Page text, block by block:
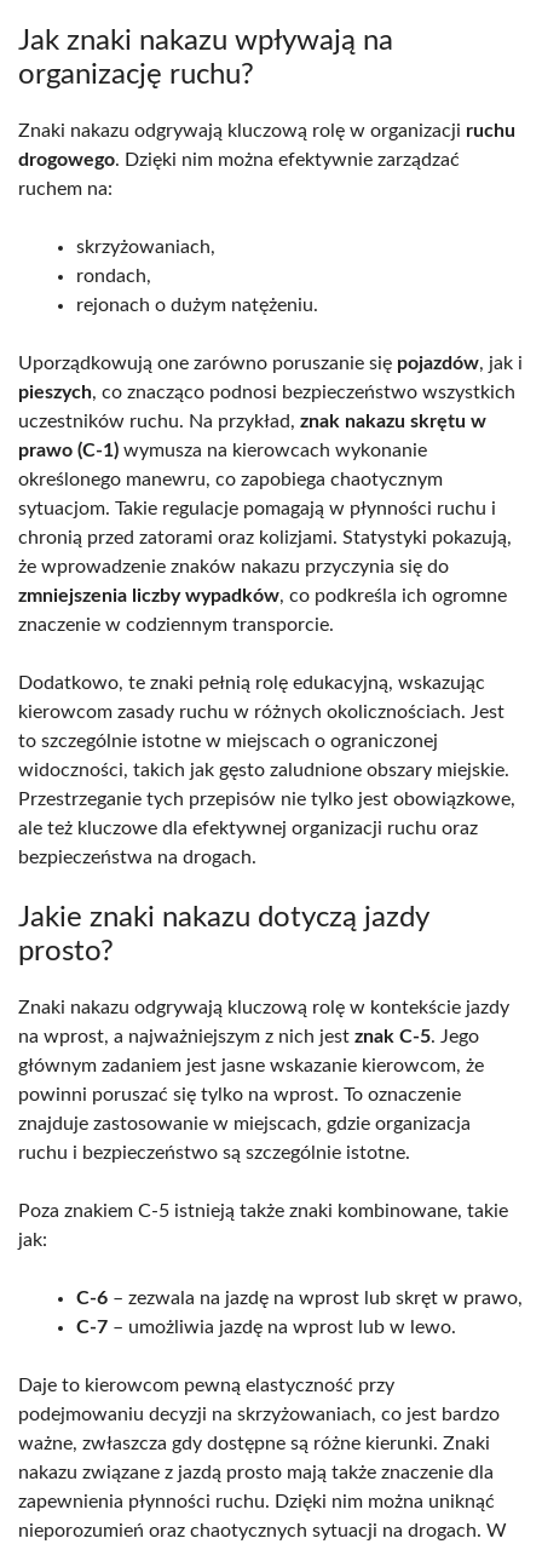
Jak znaki nakazu wpływają na
organizację ruchu?
Znaki nakazu odgrywają kluczową rolę w organizacji ruchu
drogowego. Dzięki nim można efektywnie zarządzać
ruchem na:
skrzyżowaniach,
rondach,
rejonach o dużym natężeniu.
Uporządkowują one zarówno poruszanie się pojazdów, jak i
pieszych, co znacząco podnosi bezpieczeństwo wszystkich
uczestników ruchu. Na przykład, znak nakazu skrętu w
prawo (C-1) wymusza na kierowcach wykonanie
określonego manewru, co zapobiega chaotycznym
sytuacjom. Takie regulacje pomagają w płynności ruchu i
chronią przed zatorami oraz kolizjami. Statystyki pokazują,
że wprowadzenie znaków nakazu przyczynia się do
zmniejszenia liczby wypadków, co podkreśla ich ogromne
znaczenie w codziennym transporcie.
Dodatkowo, te znaki pełnią rolę edukacyjną, wskazując
kierowcom zasady ruchu w różnych okolicznościach. Jest
to szczególnie istotne w miejscach o ograniczonej
widoczności, takich jak gęsto zaludnione obszary miejskie.
Przestrzeganie tych przepisów nie tylko jest obowiązkowe,
ale też kluczowe dla efektywnej organizacji ruchu oraz
bezpieczeństwa na drogach.
Jakie znaki nakazu dotyczą jazdy
prosto?
Znaki nakazu odgrywają kluczową rolę w kontekście jazdy
na wprost, a najważniejszym z nich jest znak C-5. Jego
głównym zadaniem jest jasne wskazanie kierowcom, że
powinni poruszać się tylko na wprost. To oznaczenie
znajduje zastosowanie w miejscach, gdzie organizacja
ruchu i bezpieczeństwo są szczególnie istotne.
Poza znakiem C-5 istnieją także znaki kombinowane, takie
jak:
C-6 – zezwala na jazdę na wprost lub skręt w prawo,
C-7 – umożliwia jazdę na wprost lub w lewo.
Daje to kierowcom pewną elastyczność przy
podejmowaniu decyzji na skrzyżowaniach, co jest bardzo
ważne, zwłaszcza gdy dostępne są różne kierunki. Znaki
nakazu związane z jazdą prosto mają także znaczenie dla
zapewnienia płynności ruchu. Dzięki nim można uniknąć
nieporozumień oraz chaotycznych sytuacji na drogach. W